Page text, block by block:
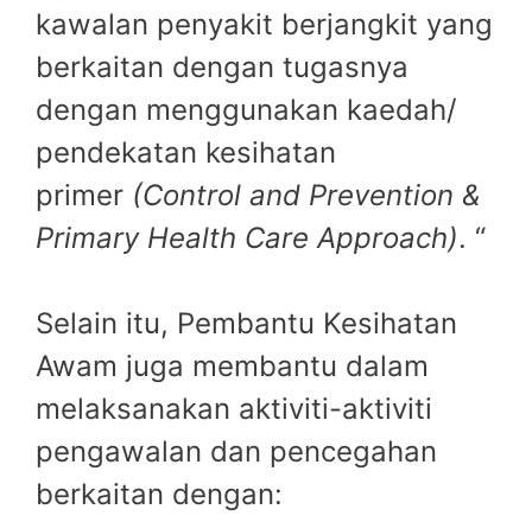
kawalan penyakit berjangkit yang
berkaitan dengan tugasnya
dengan menggunakan kaedah/
pendekatan kesihatan
primer (Control and Prevention &
Primary Health Care Approach). “
Selain itu, Pembantu Kesihatan
Awam juga membantu dalam
melaksanakan aktiviti-aktiviti
pengawalan dan pencegahan
berkaitan dengan: